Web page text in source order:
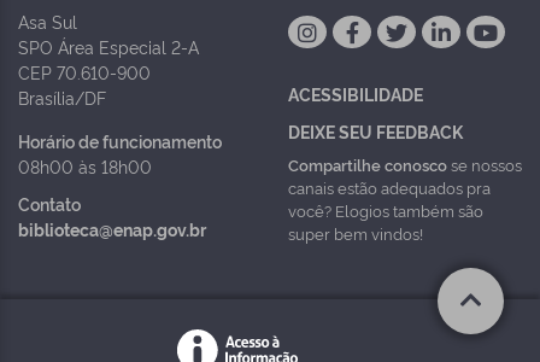
Asa Sul
SPO Área Especial 2-A
CEP 70.610-900
Brasília/DF
Horário de funcionamento
08h00 às 18h00
Contato
biblioteca@enap.gov.br
ACESSIBILIDADE
DEIXE SEU FEEDBACK
Compartilhe conoscose nossos
canais estão adequados pra
você? Elogios também são
super bem vindos!